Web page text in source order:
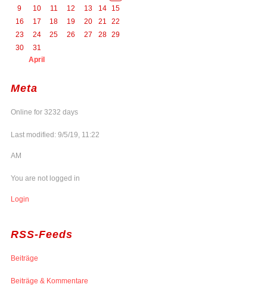
9
10 11 12 13 14
15
16
17 18 19 20 21
22
23
24 25 26 27 28 29
30
31
April
Meta
Online for 3232 days
Last modified: 9/5/19, 11:22
AM
You are not logged in
Login
RSS-Feeds
Beiträge
Beiträge & Kommentare